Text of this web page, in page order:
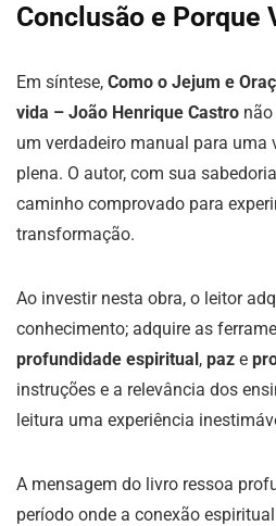
Conclusão e Porque
Em síntese, Como o Jejum e
vida – João Henrique Castro
um verdadeiro manual para uma
plena. O autor, com sua
caminho comprovado para
transformação.
Ao investir nesta obra, o leitor
conhecimento; adquire as
profundidade espiritual, paz e
instruções e a relevância dos
leitura uma experiência
A mensagem do livro ressoa
período onde a conexão